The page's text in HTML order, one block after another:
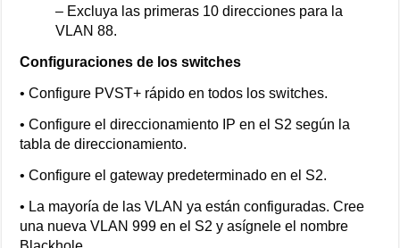
– Excluya las primeras 10 direcciones para la
VLAN 88.
Configuraciones de los switches
• Configure PVST+ rápido en todos los switches.
• Configure el direccionamiento IP en el S2 según la
tabla de direccionamiento.
• Configure el gateway predeterminado en el S2.
• La mayoría de las VLAN ya están configuradas. Cree
una nueva VLAN 999 en el S2 y asígnele el nombre